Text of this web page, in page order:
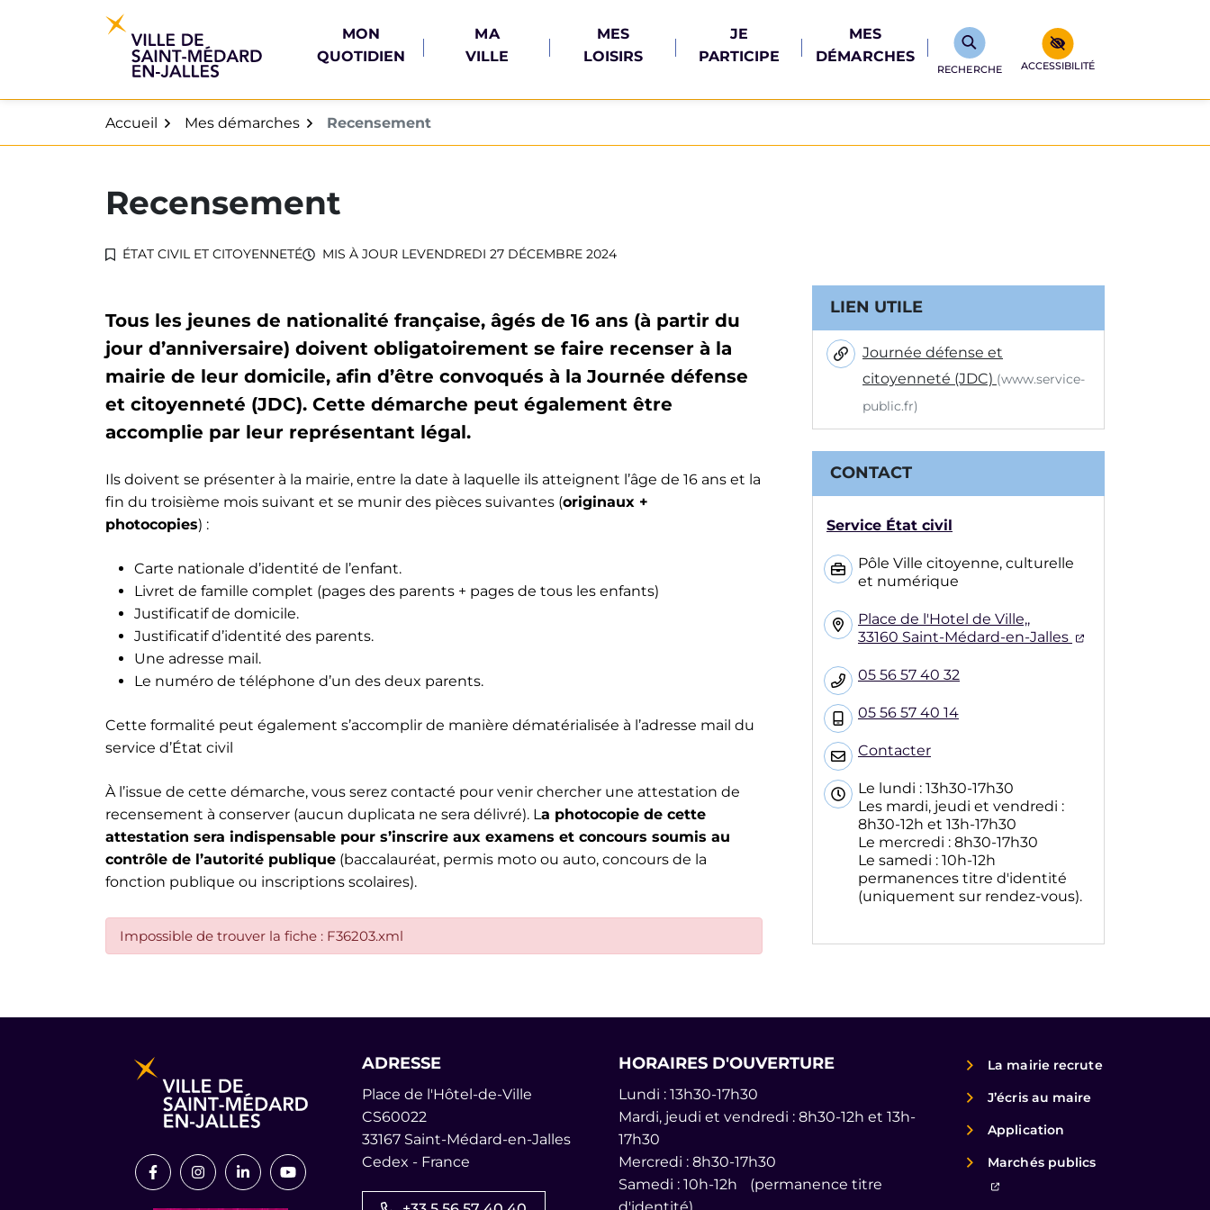
MON
QUOTIDIEN
MA
VILLE
MES
LOISIRS
JE
PARTICIPE
MES
DÉMARCHES
RECHERCHE ACCESSIBILITÉ
Accueil Mes démarches Recensement
Recensement
ÉTAT CIVIL ET CITOYENNETÉ MIS À JOUR LEVENDREDI 27 DÉCEMBRE 2024
Tous les jeunes de nationalité française, âgés de 16 ans (à partir du
jour d’anniversaire) doivent obligatoirement se faire recenser à la
mairie de leur domicile, afin d’être convoqués à la Journée défense
et citoyenneté (JDC). Cette démarche peut également être
accomplie par leur représentant légal.
Ils doivent se présenter à la mairie, entre la date à laquelle ils atteignent l’âge de 16 ans et la
fin du troisième mois suivant et se munir des pièces suivantes (originaux +
photocopies) :
Carte nationale d’identité de l’enfant.
Livret de famille complet (pages des parents + pages de tous les enfants)
Justificatif de domicile.
Justificatif d’identité des parents.
Une adresse mail.
Le numéro de téléphone d’un des deux parents.
Cette formalité peut également s’accomplir de manière dématérialisée à l’adresse mail du
service d’État civil
À l’issue de cette démarche, vous serez contacté pour venir chercher une attestation de
recensement à conserver (aucun duplicata ne sera délivré). La photocopie de cette
attestation sera indispensable pour s’inscrire aux examens et concours soumis au
contrôle de l’autorité publique (baccalauréat, permis moto ou auto, concours de la
fonction publique ou inscriptions scolaires).
Impossible de trouver la fiche : F36203.xml
Informations
LIEN UTILE
Journée défense et
citoyenneté (JDC) (www.service-
public.fr)
CONTACT
Service État civil
Pôle Ville citoyenne, culturelle
et numérique
Place de l'Hotel de Ville,,
33160 Saint-Médard-en-Jalles
(ouverture dans
05 56 57 40 32
05 56 57 40 14
Contacter
Le lundi : 13h30-17h30
Les mardi, jeudi et vendredi :
8h30-12h et 13h-17h30
Le mercredi : 8h30-17h30
Le samedi : 10h-12h
permanences titre d'identité
(uniquement sur rendez-vous).
Lien vers le compte Facebook
Lien vers le compte Instagram
Lien vers le compte Linkedin
Lien vers la chaîne Youtube
ADRESSE
Place de l'Hôtel-de-Ville
CS60022
33167 Saint-Médard-en-Jalles
Cedex - France
HORAIRES D'OUVERTURE
Lundi : 13h30-17h30
Mardi, jeudi et vendredi : 8h30-12h et 13h-
17h30
Mercredi : 8h30-17h30
Samedi : 10h-12h (permanence titre
La mairie recrute
J’écris au maire
Application
Marchés publics
(ouverture dans un nouvel